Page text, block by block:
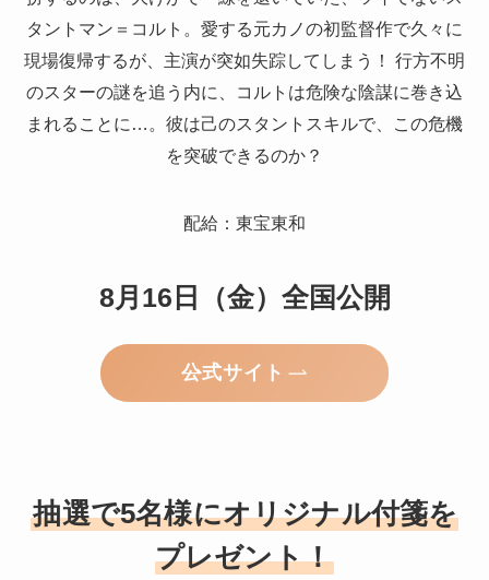
タントマン＝コルト。愛する元カノの初監督作で久々に
現場復帰するが、主演が突如失踪してしまう！ 行方不明
のスターの謎を追う内に、コルトは危険な陰謀に巻き込
まれることに…。彼は己のスタントスキルで、この危機
を突破できるのか？
配給：東宝東和
8月16日（金）全国公開
公式サイト
抽選で5名様にオリジナル付箋を
プレゼント！